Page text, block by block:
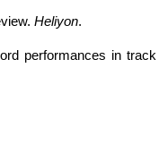
Heliyon.
performances in track